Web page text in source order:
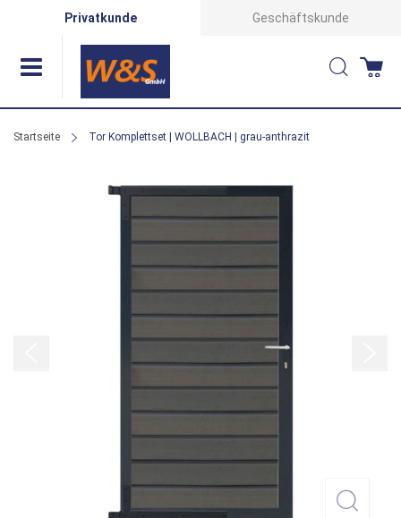
Privatkunde Geschäftskunde
Suche
Startseite Tor Komplettset | WOLLBACH | grau-anthrazit